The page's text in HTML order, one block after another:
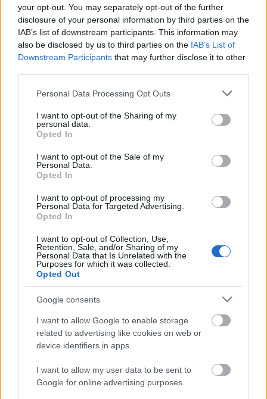
your opt-out. You may separately opt-out of the further
disclosure of your personal information by third parties on the
IAB’s list of downstream participants. This information may
also be disclosed by us to third parties on the IAB’s List of
Downstream Participants that may further disclose it to other
Please note that this website/app uses one or more Google
not limited to your visit or usage behaviour. You may click to
grant or deny consent to Google and its third-party tags to
use your data for below specified purposes in below Google
consent section.
Personal Data Processing Opt Outs
I want to opt-out of the Sharing of my
personal data.
Opted In
I want to opt-out of the Sale of my
Personal Data.
Opted In
I want to opt-out of processing my
Personal Data for Targeted Advertising.
Opted In
I want to opt-out of Collection, Use,
Retention, Sale, and/or Sharing of my
Personal Data that Is Unrelated with the
Purposes for which it was collected.
Opted Out
Google consents
I want to allow Google to enable storage
related to advertising like cookies on web or
device identifiers in apps.
I want to allow my user data to be sent to
Google for online advertising purposes.
ΔΙΑΒΑΣΕ ΑΚΟΜΗ:
Φενέρμπαχτσε: Αντέγραψε τον ποδοσφαιρικό
Παναθηναϊκό με Spiderman και Λιβάι Γκαρσία!
EuroLeague: Θυμήθηκε το buzzer-beater του Χέιζ-
Ντέιβις μέσα στη Βαλένθια
Άταμαν στη Σύμη: «Σπάει» πιάτα σε γνωστό εστιατόριο!
ΚΕΝΤΡΙΚ ΝΑΝ
Για να προσθέσεις το σχόλιο
σου πρέπει να συνδεθείς
στο my gazzetta!
Εγγραφή Σύνδεση